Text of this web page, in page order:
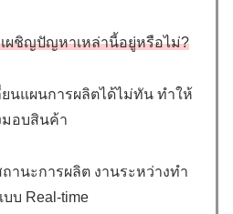
ผชิญปัญหาเหล่านี้อยู่หรือไม่?
ยนแผนการผลิตได้ไม่ทัน ทำให้
มอบสินค้า
านะการผลิต งานระหว่างทำ
บบ Real-time